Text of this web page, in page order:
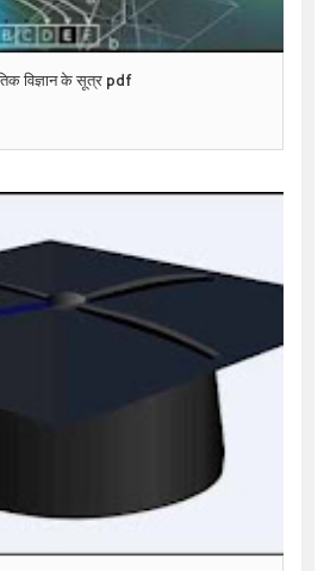
विज्ञान के सूत्र pdf